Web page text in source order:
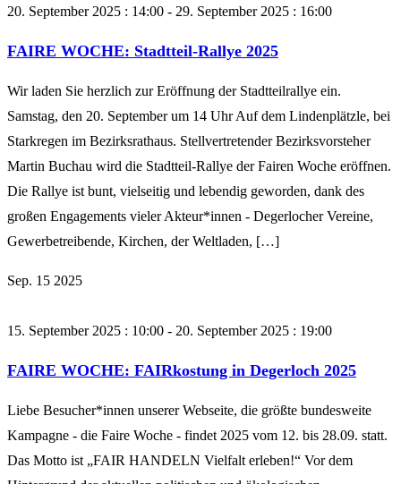
20. September 2025 : 14:00 - 29. September 2025 : 16:00
FAIRE WOCHE: Stadtteil-Rallye 2025
Wir laden Sie herzlich zur Eröffnung der Stadtteilrallye ein.
Samstag, den 20. September um 14 Uhr Auf dem Lindenplätzle, bei
Starkregen im Bezirksrathaus. Stellvertretender Bezirksvorsteher
Martin Buchau wird die Stadtteil-Rallye der Fairen Woche eröffnen.
Die Rallye ist bunt, vielseitig und lebendig geworden, dank des
großen Engagements vieler Akteur*innen - Degerlocher Vereine,
Gewerbetreibende, Kirchen, der Weltladen, […]
Sep. 15 2025
15. September 2025 : 10:00 - 20. September 2025 : 19:00
FAIRE WOCHE: FAIRkostung in Degerloch 2025
Liebe Besucher*innen unserer Webseite, die größte bundesweite
Kampagne - die Faire Woche - findet 2025 vom 12. bis 28.09. statt.
Das Motto ist „FAIR HANDELN Vielfalt erleben!“ Vor dem